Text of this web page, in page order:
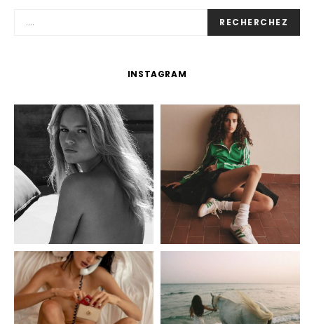
RECHERCHEZ
INSTAGRAM